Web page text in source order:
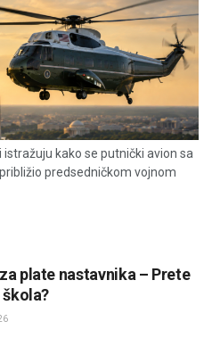
kako se putnički avion sa
predsedničkom vojnom
plate nastavnika – Prete